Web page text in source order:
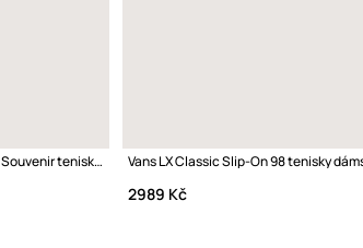
Vans Premium Old Skool 36 Souvenir tenisky
2989 Kč